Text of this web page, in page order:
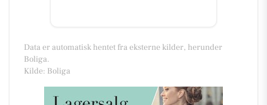
Data er automatisk hentet fra eksterne kilder, herunder
Boliga.
Kilde: Boliga